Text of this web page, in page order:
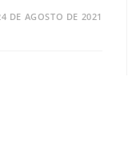
DE AGOSTO DE 2021